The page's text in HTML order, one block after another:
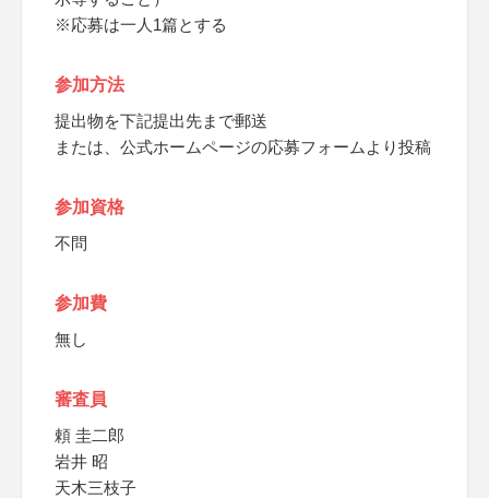
※応募は一人1篇とする
参加方法
提出物を下記提出先まで郵送
または、公式ホームページの応募フォームより投稿
参加資格
不問
参加費
無し
審査員
頼 圭二郎
岩井 昭
天木三枝子